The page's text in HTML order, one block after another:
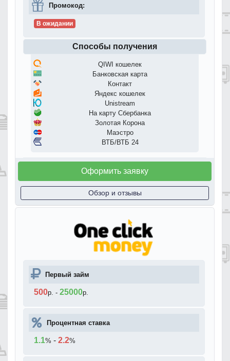
Промокод:
В ожидании
Способы получения
QIWI кошелек
Банковская карта
Контакт
Яндекс кошелек
Unistream
На карту Сбербанка
Золотая Корона
Маэстро
ВТБ/ВТБ 24
Оформить заявку
Обзор и отзывы
Первый займ
500р. - 25000р.
Процентная ставка
1.1% - 2.2%